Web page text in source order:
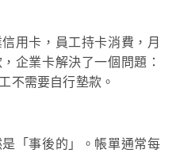
用卡，員工持卡消費，月
企業卡解決了一個問題：
不需要自行墊款。
「事後的」。帳單通常每